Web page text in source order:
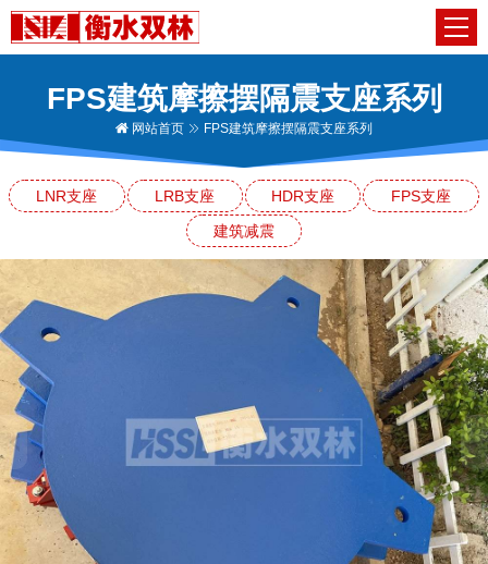
FPS建筑摩擦摆隔震支座系列
网站首页 FPS建筑摩擦摆隔震支座系列
LNR支座 LRB支座 HDR支座
FPS支座
建筑减震